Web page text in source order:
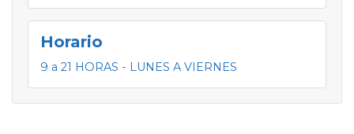
Horario
9 a 21 HORAS - LUNES A VIERNES